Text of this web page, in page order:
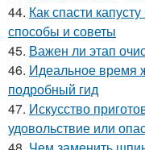
44. Как спасти
способы и советы
45. Важен ли этап
46. Идеальное время
подробный гид
47. Искусство
удовольствие или